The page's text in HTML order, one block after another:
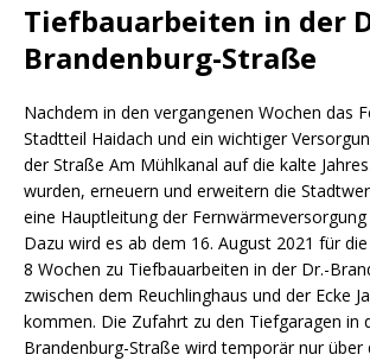
Tiefbauarbeiten in der
Brandenburg-Straße
Nachdem in den vergangenen Wochen das
Stadtteil Haidach und ein wichtiger
der Straße Am Mühlkanal auf die kalte
wurden, erneuern und erweitern die
eine Hauptleitung der
Dazu wird es ab dem 16. August 2021 für
8 Wochen zu Tiefbauarbeiten in der Dr.-
zwischen dem Reuchlinghaus und der Ecke
kommen. Die Zufahrt zu den Tiefgaragen in
Brandenburg-Straße wird temporär nur über